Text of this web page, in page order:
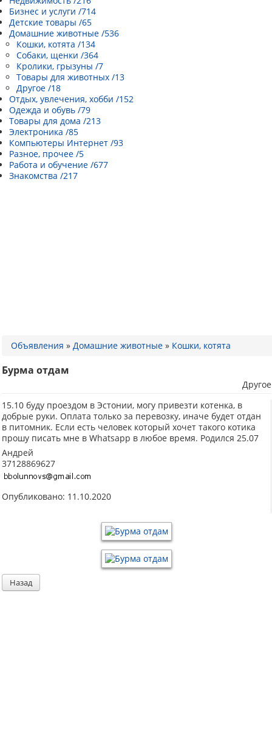
Бизнес и услуги /714
Детские товары /65
Домашние животные /536
Кошки, котята /134
Собаки, щенки /364
Кролики, грызуны /7
Товары для животных /13
Другое /18
Отдых, увлечения, хобби /152
Одежда и обувь /79
Товары для дома /213
Электроника /85
Компьютеры Интернет /93
Разное, прочее /5
Работа и обучение /677
Знакомства /217
Объявления » Домашние животные » Кошки, котята
Бурма отдам
Другое
15.10 буду проездом в Эстонии, могу привезти котенка, в
добрые руки. Оплата только за перевозку, иначе будет отдан
в питомник. Если есть человек который хочет такого котика
прошу писать мне в Whatsapp в любое время. Родился 25.07
Андрей
37128869627
Опубликовано: 11.10.2020
Назад